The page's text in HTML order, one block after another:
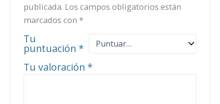
publicada. Los campos obligatorios están
marcados con *
Tu
puntuación *
Tu valoración *